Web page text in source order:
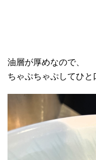
油層が厚めなので、
ちゃぷちゃぷしてひと